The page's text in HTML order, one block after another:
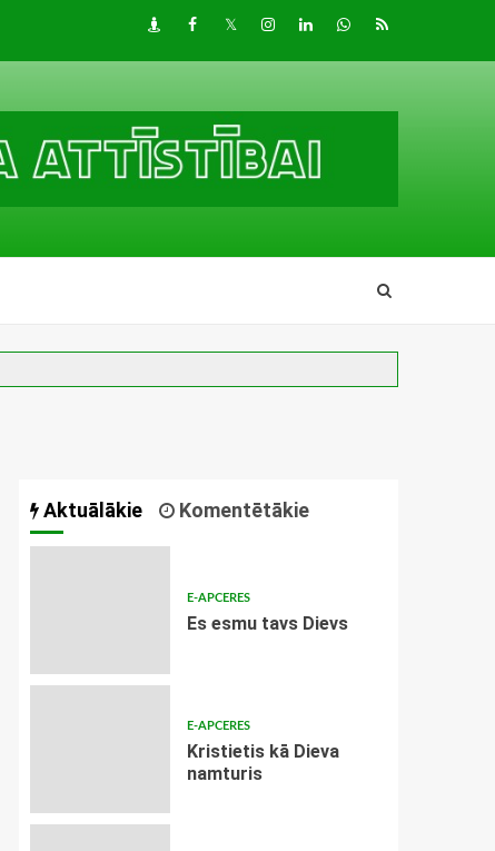
DraugiemFacebook
TwitterInstagram
LinkedInwhatsapp
RSS
Aktuālākie Komentētākie
E-APCERES
Es esmu tavs Dievs
E-APCERES
Kristietis kā Dieva
namturis